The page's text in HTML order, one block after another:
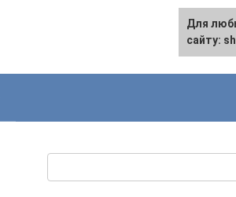
Для
сайту: